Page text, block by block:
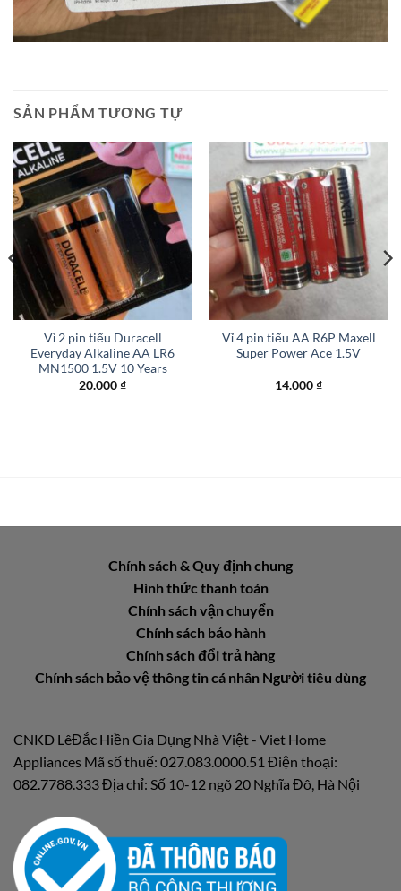
SẢN PHẨM TƯƠNG TỰ
Vỉ 2 pin tiểu Duracell
Everyday Alkaline AA LR6
MN1500 1.5V 10 Years
20.000₫
Vỉ 4 pin tiểu AA R6P Maxell
Super Power Ace 1.5V
14.000₫
Chính sách & Quy định chung
Hình thức thanh toán
Chính sách vận chuyển
Chính sách bảo hành
Chính sách đổi trả hàng
Chính sách bảo vệ thông tin cá nhân Người tiêu dùng
CNKD LêĐắc Hiền Gia Dụng Nhà Việt - Viet Home
Appliances Mã số thuế: 027.083.0000.51 Điện thoại:
082.7788.333 Địa chỉ: Số 10-12 ngõ 20 Nghĩa Đô, Hà Nội